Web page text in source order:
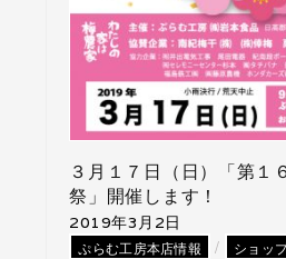
３月１７日（日）「第１
祭」開催します！
2019年3月2日
ぷらむ工房本店情報 / ショッ